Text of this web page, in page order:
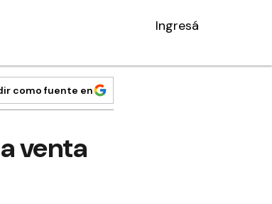
Ingresá
como fuente en
venta